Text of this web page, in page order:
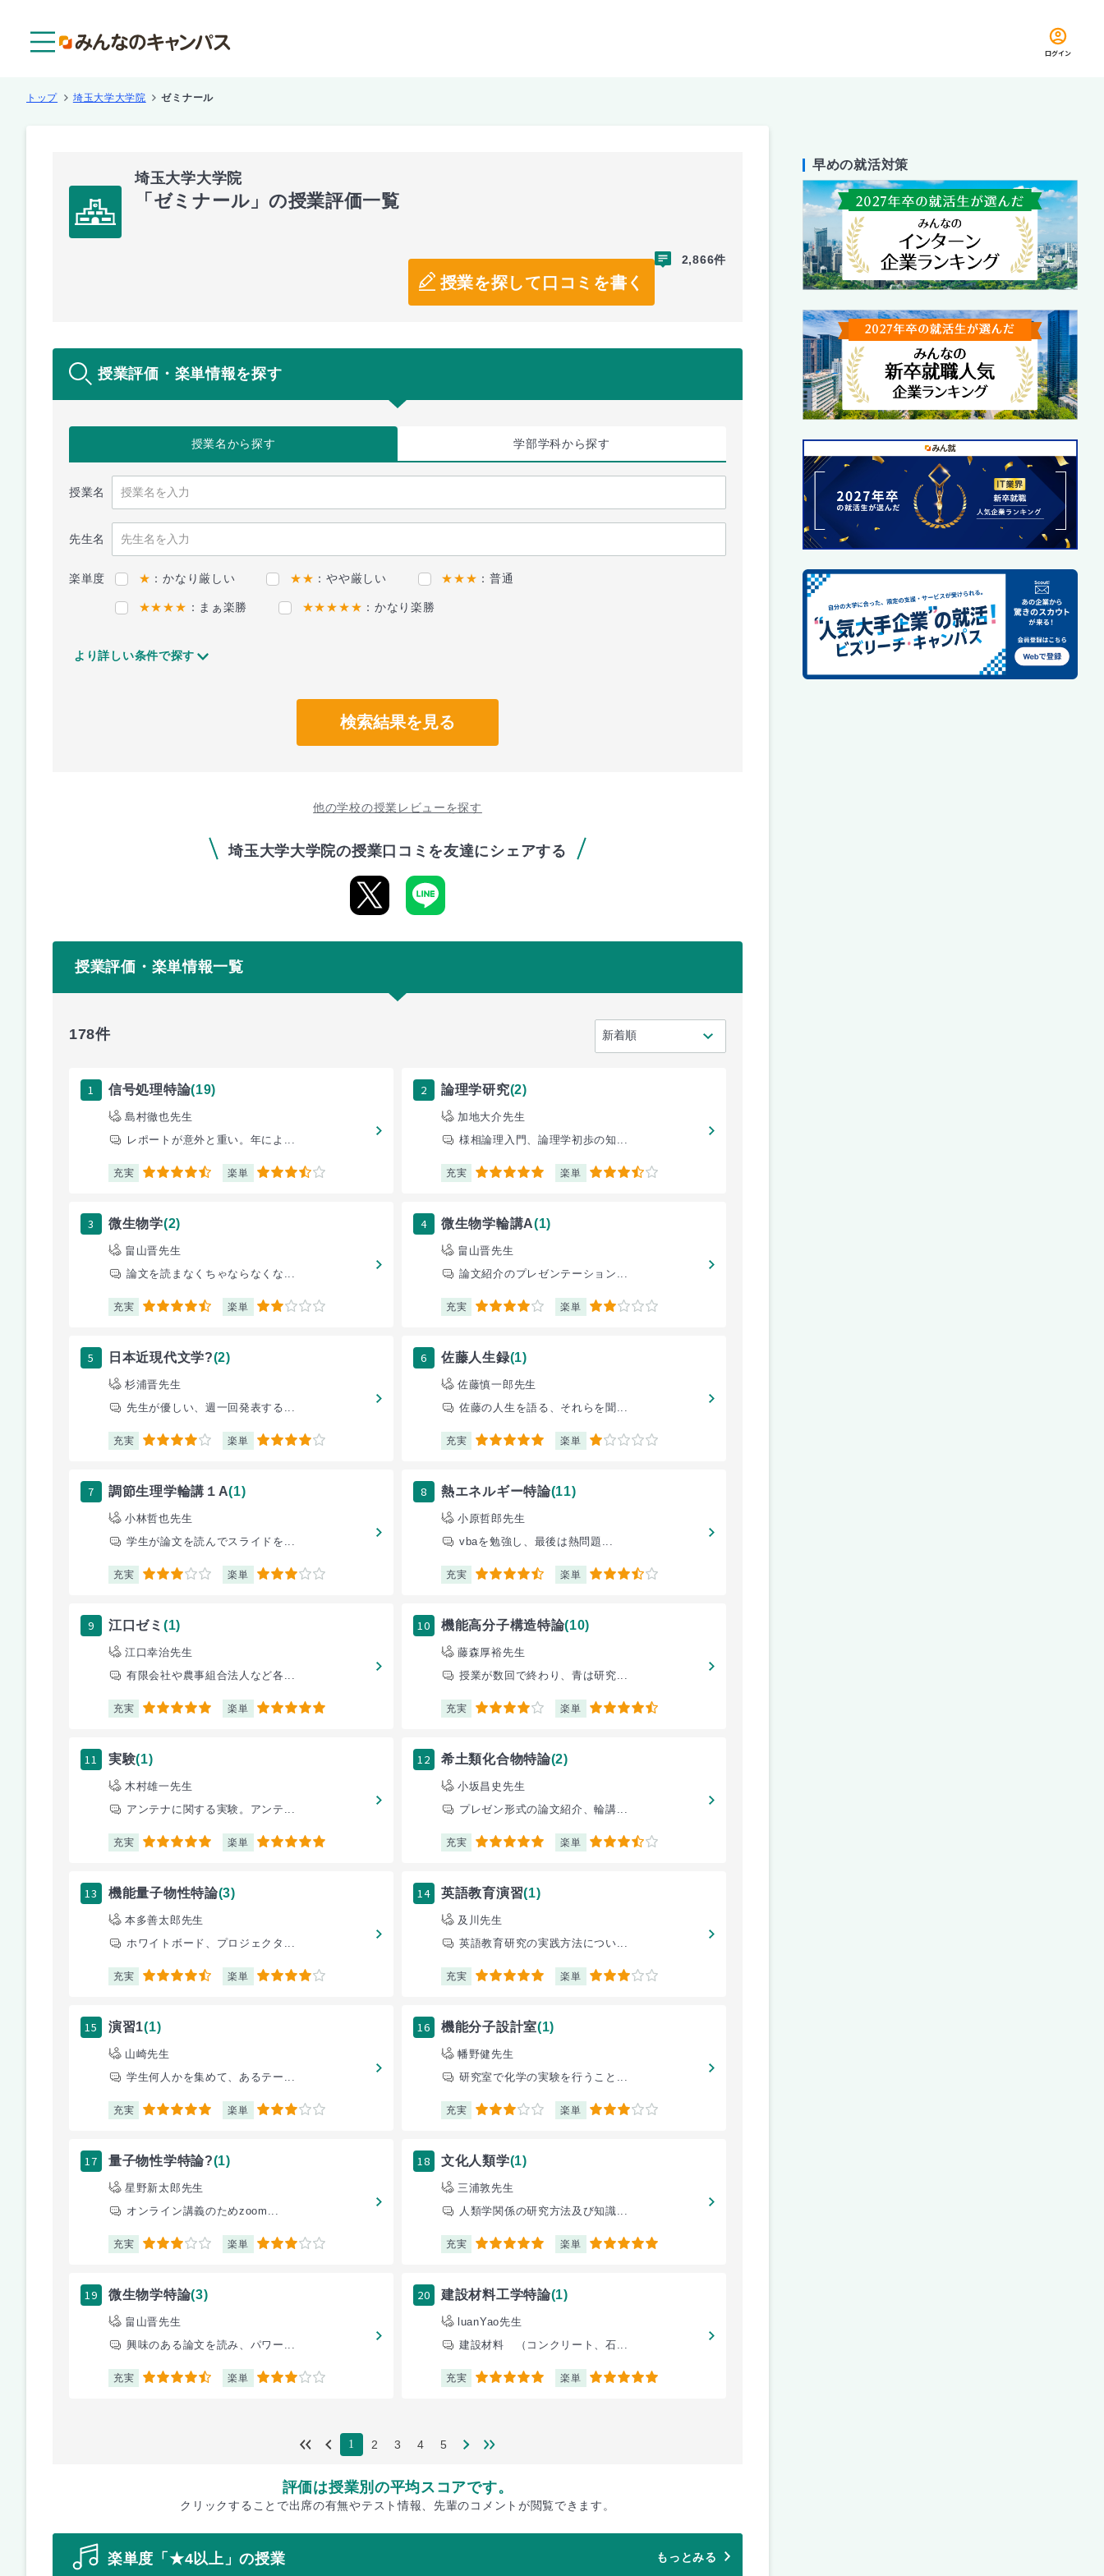
ログイン
トップ 埼玉大学大学院 ゼミナール
埼玉大学大学院
「ゼミナール」の授業評価一覧
授業を探して口コミを書く
2,866件
授業評価・楽単情報を探す
授業名から探す 学部学科から探す
授業名
先生名
楽単度 ★ ：かなり厳しい ★★ ：やや厳しい ★★★ ：普通
★★★★ ：まぁ楽勝 ★★★★★ ：かなり楽勝
より詳しい条件で探す
検索結果を見る
他の学校の授業レビューを探す
埼玉大学大学院の授業口コミを友達にシェアする
授業評価・楽単情報一覧
178件
1 信号処理特論(19)
島村徹也先生
レポートが意外と重い。年によ...
充実 4.5 楽単 3.5
2 論理学研究(2)
加地大介先生
様相論理入門、論理学初歩の知...
充実 5 楽単 3.5
3 微生物学(2)
畠山晋先生
論文を読まなくちゃならなくな...
充実 4.5 楽単 2
4 微生物学輪講A(1)
畠山晋先生
論文紹介のプレゼンテーション...
充実 4 楽単 2
5 日本近現代文学?(2)
杉浦晋先生
先生が優しい、週一回発表する...
充実 4 楽単 4
6 佐藤人生録(1)
佐藤慎一郎先生
佐藤の人生を語る、それらを聞...
充実 5 楽単 1
7 調節生理学輪講１A(1)
小林哲也先生
学生が論文を読んでスライドを...
充実 3 楽単 3
8 熱エネルギー特論(11)
小原哲郎先生
vbaを勉強し、最後は熱問題...
充実 4.5 楽単 3.5
9 江口ゼミ (1)
江口幸治先生
有限会社や農事組合法人など各...
充実 5 楽単 5
10 機能高分子構造特論(10)
藤森厚裕先生
授業が数回で終わり、青は研究...
充実 4 楽単 4.5
11 実験(1)
木村雄一先生
アンテナに関する実験。アンテ...
充実 5 楽単 5
12 希土類化合物特論(2)
小坂昌史先生
プレゼン形式の論文紹介、輪講...
充実 5 楽単 3.5
13 機能量子物性特論(3)
本多善太郎先生
ホワイトボード、プロジェクタ...
充実 4.5 楽単 4
14 英語教育演習(1)
及川先生
英語教育研究の実践方法につい...
充実 5 楽単 3
15 演習1(1)
山崎先生
学生何人かを集めて、あるテー...
充実 5 楽単 3
16 機能分子設計室(1)
幡野健先生
研究室で化学の実験を行うこと...
充実 3 楽単 3
17 量子物性学特論?(1)
星野新太郎先生
オンライン講義のためzoom...
充実 3 楽単 3
18 文化人類学(1)
三浦敦先生
人類学関係の研究方法及び知識...
充実 5 楽単 5
19 微生物学特論(3)
畠山晋先生
興味のある論文を読み、パワー...
充実 4.5 楽単 3
20 建設材料工学特論(1)
luanYao先生
建設材料 （コンクリート、石...
充実 5 楽単 5
1 2 3 4 5
評価は授業別の平均スコアです。
クリックすることで出席の有無やテスト情報、先輩のコメントが閲覧できます。
楽単度「★4以上」の授業 もっとみる
早めの就活対策